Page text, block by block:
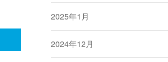
2025年1月
2024年12月